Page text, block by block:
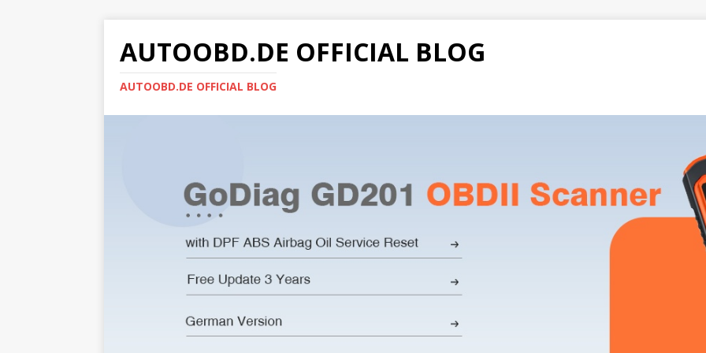
AUTOOBD.DE OFFICIAL BLOG
AUTOOBD.DE OFFICIAL BLOG